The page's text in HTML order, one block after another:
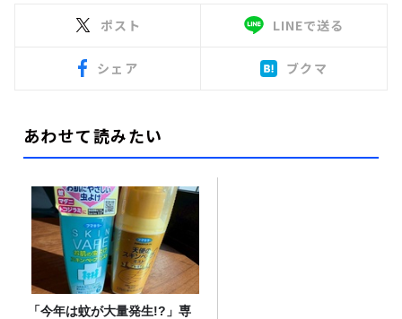
ポスト LINEで送る
シェア ブクマ
あわせて読みたい
「今年は蚊が大量発生!?」専